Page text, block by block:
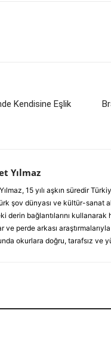
Kendisine Eşlik
Yılmaz
15 yılı aşkın süredir
şov dünyası ve kültür-sanat
derin bağlantılarını
ve perde arkası
okurlara doğru, tarafsız ve